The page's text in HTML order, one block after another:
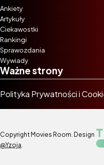
Ankiety
Artykuły
Ciekawostki
Rankingi
Sprawozdania
Wywiady
Ważne strony
Polityka Prywatności i
Copyright Movies Room. Design
@Yzoja